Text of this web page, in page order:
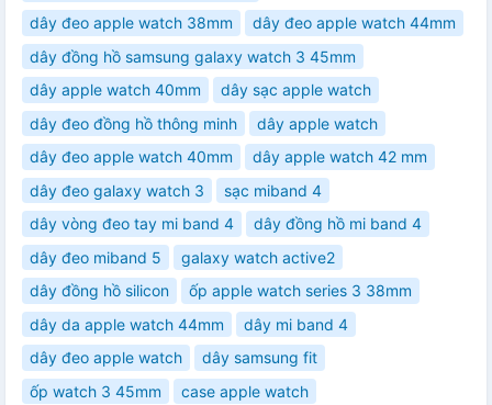
dây đeo apple watch 38mm
dây đeo apple watch 44mm
dây đồng hồ samsung galaxy watch 3 45mm
dây apple watch 40mm
dây sạc apple watch
dây đeo đồng hồ thông minh
dây apple watch
dây đeo apple watch 40mm
dây apple watch 42 mm
dây đeo galaxy watch 3
sạc miband 4
dây vòng đeo tay mi band 4
dây đồng hồ mi band 4
dây đeo miband 5
galaxy watch active2
dây đồng hồ silicon
ốp apple watch series 3 38mm
dây da apple watch 44mm
dây mi band 4
dây đeo apple watch
dây samsung fit
ốp watch 3 45mm
case apple watch